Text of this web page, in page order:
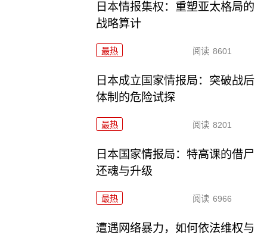
日本情报集权：重塑亚太格局的
战略算计
最热 阅读 8601
日本成立国家情报局：突破战后
体制的危险试探
最热 阅读 8201
日本国家情报局：特高课的借尸
还魂与升级
最热 阅读 6966
遭遇网络暴力，如何依法维权与